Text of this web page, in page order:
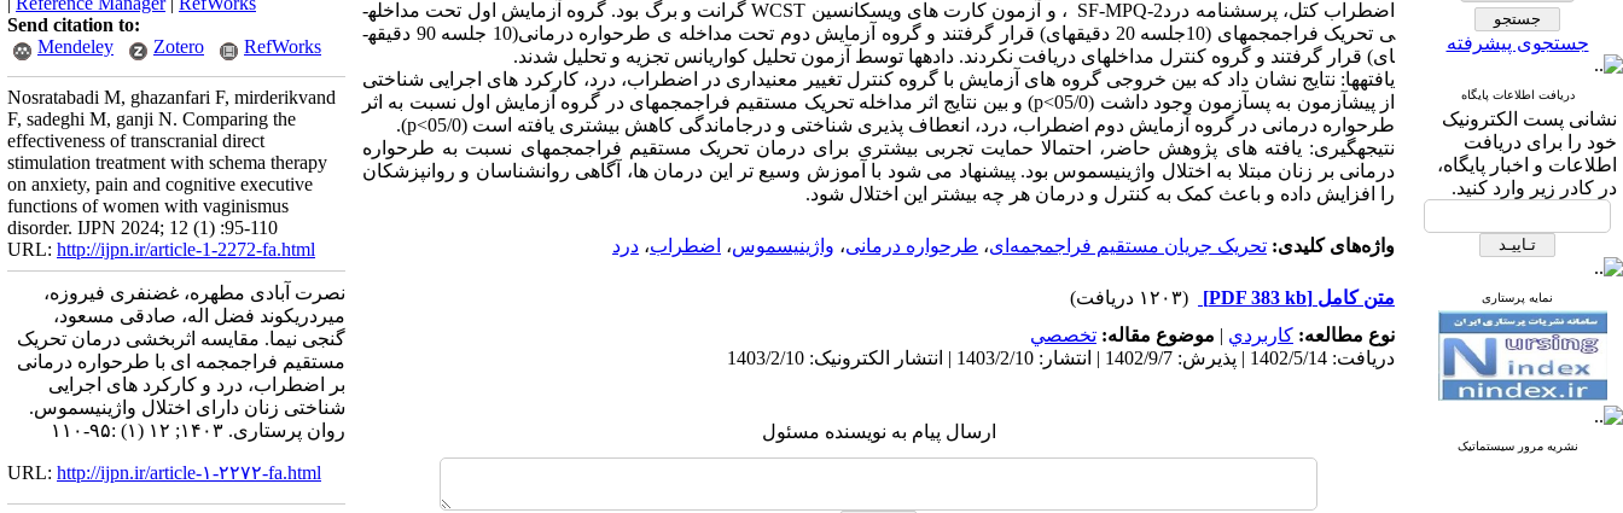
جستجوی پیشرفته
دریافت اطلاعات پایگاه
نشانی پست الکترونیک
خود را برای دریافت
اطلاعات و اخبار پایگاه،
در کادر زیر وارد کنید.
نمایه پرستاری
نشریه مرور سیستماتیک
اضطراب کتل، پرسشنامه دردSF-MPQ-2 ، و آزمون کارت های ویسکانسین WCST گرانت و برگ بود. گروه آزمایش اول تحت مداخله­
ی تحریک ­فراجمجمه­ای (10جلسه 20 دقیقه­ای) قرار گرفتند و گروه آزمایش دوم تحت مداخله­ ی طرحواره­ درمانی(10 جلسه 90 دقیقه­
ای) قرار گرفتند و گروه­ کنترل مداخله­ای دریافت نکردند. داده­ها توسط آزمون تحلیل ­کواریانس تجزیه و تحلیل شدند.
یافته­ها: نتایج نشان داد که بین خروجی گروه های آزمایش با گروه کنترل تغییر معنی­داری در اضطراب، درد، کارکرد های اجرایی شناختی
از پیش­آزمون به پس­آزمون وجود داشت (05/0>p) و بین نتایج اثر مداخله­ تحریک مستقیم فراجمجمه­ای در گروه ­آزمایش اول نسبت به اثر
طرحواره درمانی در گروه آزمایش دوم اضطراب، درد، انعطاف پذیری شناختی و درجاماندگی کاهش بیشتری یافته است (05/0>p).
نتیجه­گیری: یافته­ های پژوهش حاضر، احتمالا حمایت تجربی بیشتری برای درمان تحریک مستقیم فراجمجمه­ای نسبت به طرحواره
درمانی بر زنان مبتلا به اختلال واژینیسموس بود. پیشنهاد می شود با آموزش وسیع تر این درمان ها، آگاهی روانشناسان و روانپزشکان
را افزایش داده و باعث کمک به کنترل و درمان هر چه بیشتر این اختلال شود.
واژه‌های کلیدی: تحریک جریان مستقیم فراجمجمه‌ای، طرحواره درمانی، واژینیسموس، اضطراب، درد
متن کامل [PDF 383 kb]
(۱۲۰۳ دریافت)
نوع مطالعه: كاربردي | موضوع مقاله: تخصصي
دریافت: 1402/5/14 | پذیرش: 1402/9/7 | انتشار: 1403/2/10 | انتشار الکترونیک: 1403/2/10
ارسال پیام به نویسنده مسئول
Send citation to:
Mendeley
Zotero RefWorks
Nosratabadi M, ghazanfari F, mirderikvand
F, sadeghi M, ganji N. Comparing the
effectiveness of transcranial direct
stimulation treatment with schema therapy
on anxiety, pain and cognitive executive
functions of women with vaginismus
disorder. IJPN 2024; 12 (1) :95-110
URL: http://ijpn.ir/article-1-2272-fa.html
نصرت آبادی مطهره، غضنفری فیروزه،
میردریکوند فضل اله، صادقی مسعود،
گنجی نیما. مقایسه اثربخشی درمان تحریک
مستقیم فراجمجمه ای با طرحواره درمانی
بر اضطراب، درد و کارکرد های اجرایی
شناختی زنان دارای اختلال واژینیسموس.
روان پرستاری. ۱۴۰۳; ۱۲ (۱) :۹۵-۱۱۰
URL: http://ijpn.ir/article-۱-۲۲۷۲-fa.html